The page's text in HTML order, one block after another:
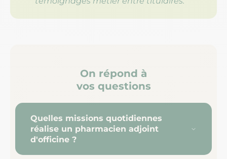
On répond à
vos questions
Quelles missions quotidiennes
réalise un pharmacien adjoint
d'officine ?